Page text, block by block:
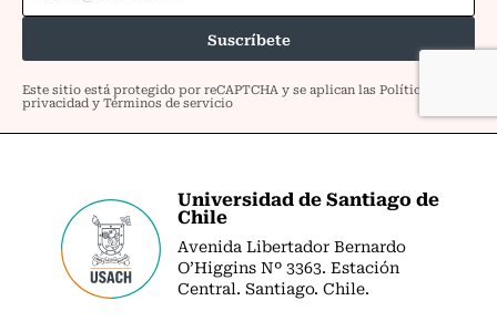
Universidad de Santiago de
Chile
Avenida Libertador Bernardo
O’Higgins Nº 3363. Estación
Central. Santiago. Chile.